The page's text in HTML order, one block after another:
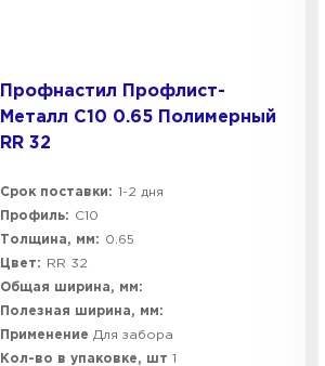
Профнастил Профлист-
Металл C10 0.65 Полимерный
RR 32
Срок поставки: 1-2 дня
Профиль:
C10
Толщина, мм:
0.65
Цвет:
RR 32
Общая ширина, мм:
Полезная ширина, мм:
Применение Для забора
Кол-во в упаковке, шт 1